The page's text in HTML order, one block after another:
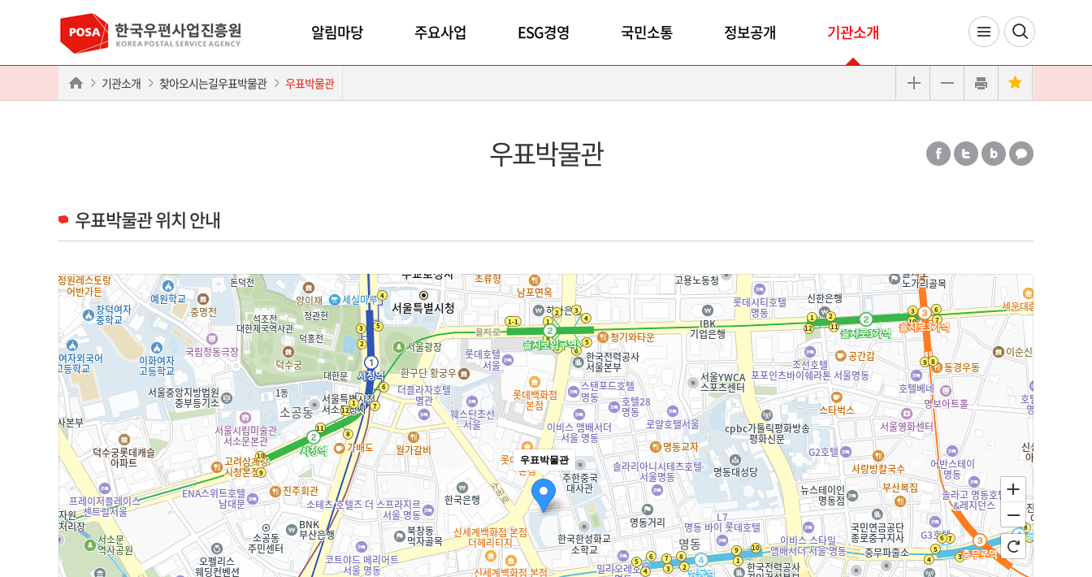
알림마당 주요사업 ESG경영 국민소통 정보공개 기관소개
기관소개 찾아오시는길우표박물관 우표박물관
우표박물관
우표박물관 위치 안내
우표박물관